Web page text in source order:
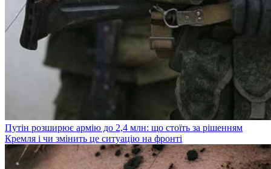
Путін розширює армію до 2,4 млн: що стоїть за рішенням
Кремля і чи змінить це ситуацію на фронті